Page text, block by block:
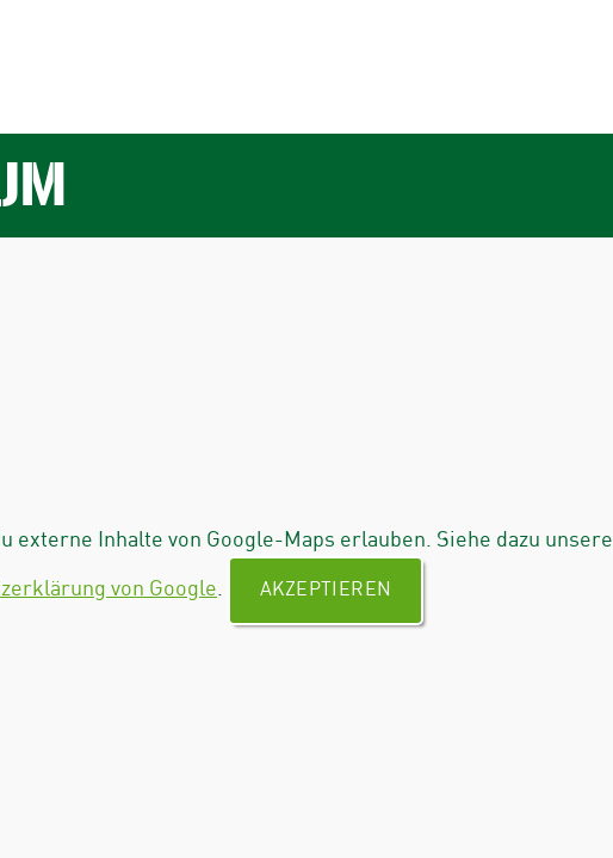
externe Inhalte von Google-Maps erlauben. Siehe dazu unsere
von Google AKZEPTIEREN